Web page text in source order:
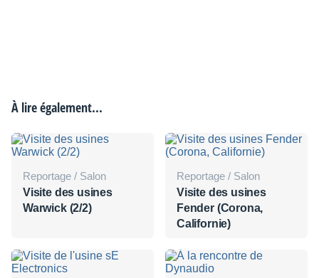
À lire également...
Reportage / Salon
Visite des usines
Warwick (2/2)
Reportage / Salon
Visite des usines
Fender (Corona,
Californie)